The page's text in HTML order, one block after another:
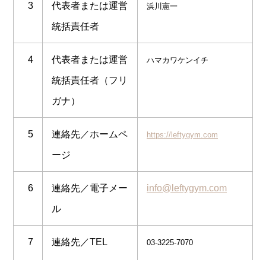
3 代表者または運営
統括責任者
浜川憲一
4 代表者または運営
統括責任者（フリ
ガナ）
ハマカワケンイチ
5 連絡先／ホームペ
ージ
https://leftygym.com
6 連絡先／電子メー
ル
info@leftygym.com
7 連絡先／TEL 03-3225-7070